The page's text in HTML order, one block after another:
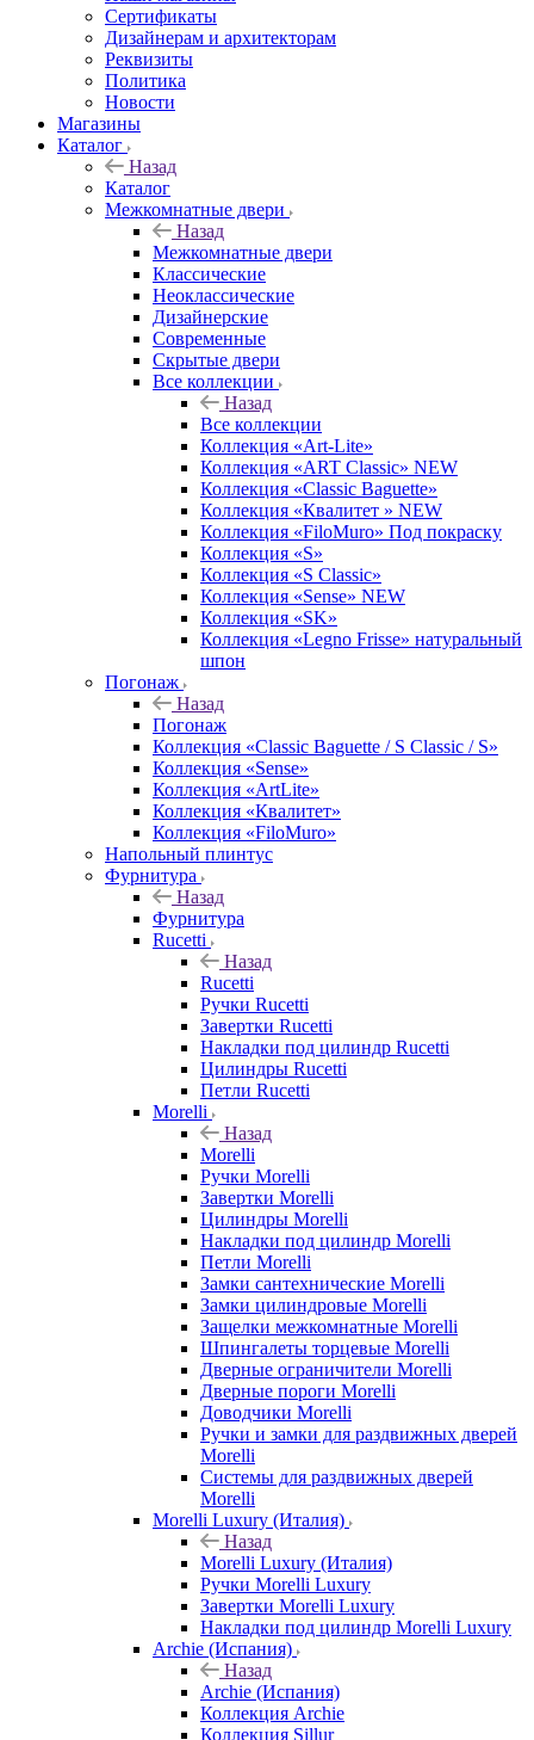
Сертификаты
Дизайнерам и архитекторам
Реквизиты
Политика
Новости
Магазины
Каталог
Назад
Каталог
Межкомнатные двери
Назад
Межкомнатные двери
Классические
Неоклассические
Дизайнерские
Современные
Скрытые двери
Все коллекции
Назад
Все коллекции
Коллекция «Art-Lite»
Коллекция «ART Classic» NEW
Коллекция «Classic Baguette»
Коллекция «Квалитет » NEW
Коллекция «FiloMuro» Под покраску
Коллекция «S»
Коллекция «S Classic»
Коллекция «Sense» NEW
Коллекция «SK»
Коллекция «Legno Frisse» натуральный
шпон
Погонаж
Назад
Погонаж
Коллекция «Classic Baguette / S Classic / S»
Коллекция «Sense»
Коллекция «ArtLite»
Коллекция «Квалитет»
Коллекция «FiloMuro»
Напольный плинтус
Фурнитура
Назад
Фурнитура
Rucetti
Назад
Rucetti
Ручки Rucetti
Завертки Rucetti
Накладки под цилиндр Rucetti
Цилиндры Rucetti
Петли Rucetti
Morelli
Назад
Morelli
Ручки Morelli
Завертки Morelli
Цилиндры Morelli
Накладки под цилиндр Morelli
Петли Morelli
Замки сантехнические Morelli
Замки цилиндровые Morelli
Защелки межкомнатные Morelli
Шпингалеты торцевые Morelli
Дверные ограничители Morelli
Дверные пороги Morelli
Доводчики Morelli
Ручки и замки для раздвижных дверей
Morelli
Системы для раздвижных дверей
Morelli
Morelli Luxury (Италия)
Назад
Morelli Luxury (Италия)
Ручки Morelli Luxury
Завертки Morelli Luxury
Накладки под цилиндр Morelli Luxury
Archie (Испания)
Назад
Archie (Испания)
Коллекция Archie
Коллекция Sillur